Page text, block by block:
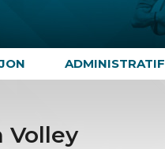
ADMINISTRATIF
Volley